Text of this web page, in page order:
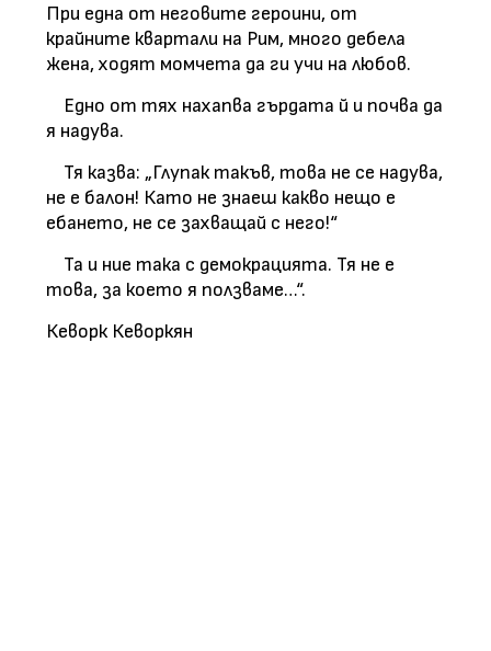
При една от неговите героини, от
крайните квартали на Рим, много дебела
жена, ходят момчета да ги учи на любов.
Едно от тях нахапва гърдата й и почва да
я надува.
Тя казва: „Глупак такъв, това не се надува,
не е балон! Като не знаеш какво нещо е
ебането, не се захващай с него!“
Та и ние така с демокрацията. Тя не е
това, за което я ползваме…“.
Кеворк Кеворкян